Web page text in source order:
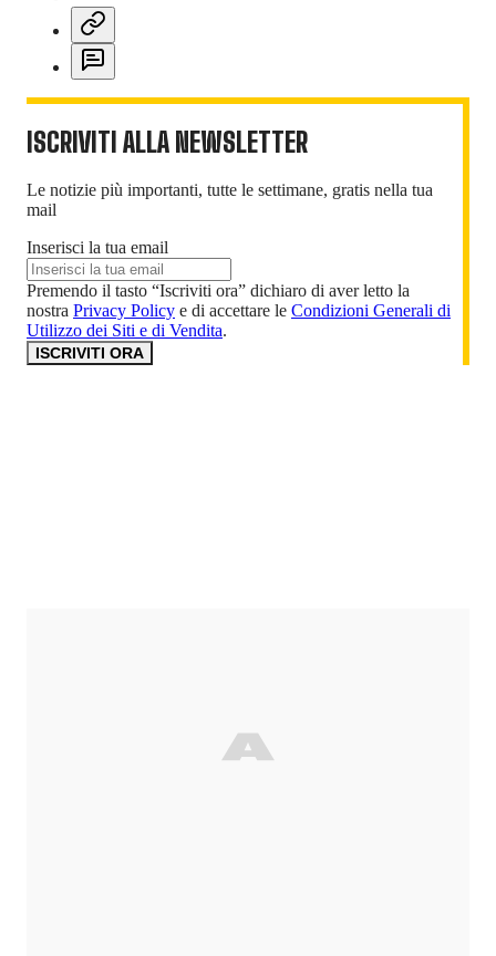
ISCRIVITI ALLA NEWSLETTER
Le notizie più importanti, tutte le settimane, gratis nella tua
mail
Inserisci la tua email
Premendo il tasto “Iscriviti ora” dichiaro di aver letto la
nostra Privacy Policy e di accettare le Condizioni Generali di
Utilizzo dei Siti e di Vendita.
ISCRIVITI ORA